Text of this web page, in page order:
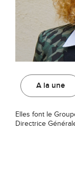
A la une
Elles font le
Directrice